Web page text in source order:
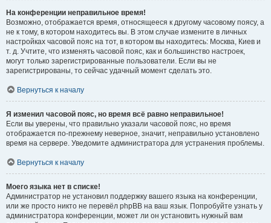
На конференции неправильное время!
Возможно, отображается время, относящееся к другому часовому поясу, а
не к тому, в котором находитесь вы. В этом случае измените в личных
настройках часовой пояс на тот, в котором вы находитесь: Москва, Киев и
т. д. Учтите, что изменять часовой пояс, как и большинство настроек,
могут только зарегистрированные пользователи. Если вы не
зарегистрированы, то сейчас удачный момент сделать это.
Вернуться к началу
Я изменил часовой пояс, но время всё равно неправильное!
Если вы уверены, что правильно указали часовой пояс, но время
отображается по-прежнему неверное, значит, неправильно установлено
время на сервере. Уведомите администратора для устранения проблемы.
Вернуться к началу
Моего языка нет в списке!
Администратор не установил поддержку вашего языка на конференции,
или же просто никто не перевёл phpBB на ваш язык. Попробуйте узнать у
администратора конференции, может ли он установить нужный вам